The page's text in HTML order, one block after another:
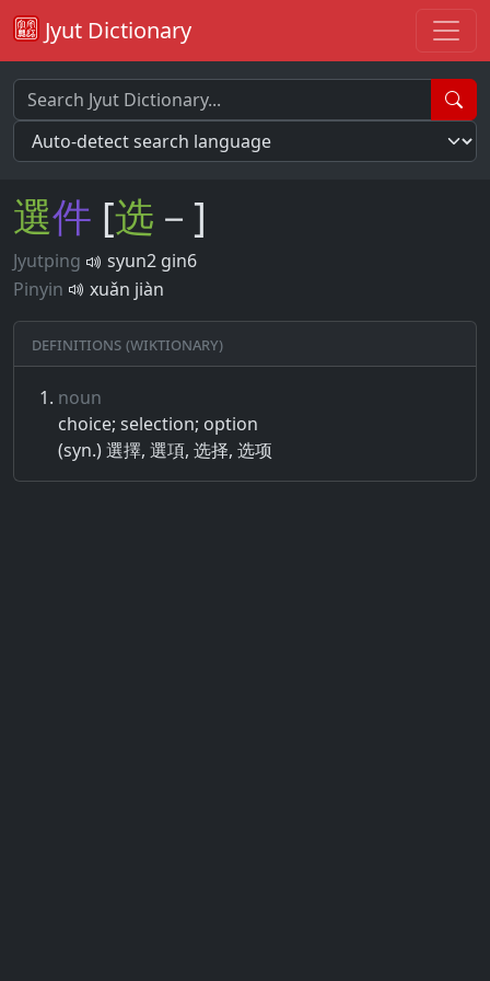
Jyut Dictionary
選件 [选 －]
Jyutping
syun2 gin6
Pinyin
xuǎn jiàn
Definitions (Wiktionary)
noun
choice; selection; option
(syn.) 選擇, 選項, 选择, 选项